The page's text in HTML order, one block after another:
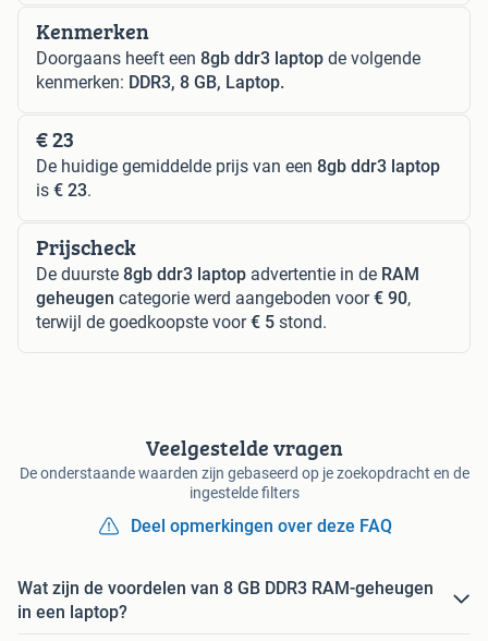
Kenmerken
Doorgaans heeft een 8gb ddr3 laptop de volgende
kenmerken: DDR3, 8 GB, Laptop.
€ 23
De huidige gemiddelde prijs van een 8gb ddr3 laptop
is € 23.
Prijscheck
De duurste 8gb ddr3 laptop advertentie in de RAM
geheugen categorie werd aangeboden voor€ 90,
terwijl de goedkoopste voor€ 5 stond.
Veelgestelde vragen
De onderstaande waarden zijn gebaseerd op je zoekopdracht en de
ingestelde filters
Deel opmerkingen over deze FAQ
Wat zijn de voordelen van 8 GB DDR3 RAM-geheugen
in een laptop?